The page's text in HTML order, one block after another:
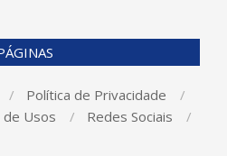
Política de Privacidade
Usos
Redes Sociais